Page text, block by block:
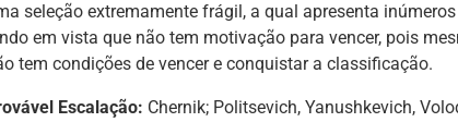
seleção extremamente frágil, a qual apresenta
em vista que não tem motivação para vencer, pois
tem condições de vencer e conquistar a classificação.
Escalação: Chernik; Politsevich, Yanushkevich,